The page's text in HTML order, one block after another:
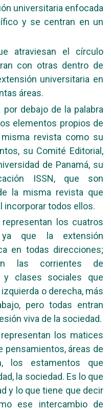
universitaria enfocada
y se centran en un
atraviesan el círculo
con otras dentro de
universitaria en
áreas.
debajo de la palabra
elementos propios de
revista como su
su Comité Editorial,
de Panamá, su
ISSN, que son
la misma revista que
incorporar todos ellos.
los cuatros
ya que la extensión
en todas direcciones;
las corrientes de
y clases sociales que
o derecha, más
pero todas entran
viva de la sociedad.
los matices
pensamientos, áreas de
los estamentos que
la sociedad. Es lo que
y lo que tiene que decir
ese intercambio de